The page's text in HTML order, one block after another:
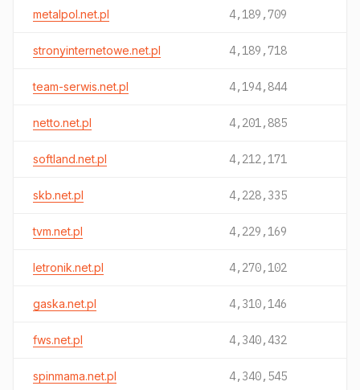
metalpol.net.pl 4,189,709
stronyinternetowe.net.pl 4,189,718
team-serwis.net.pl 4,194,844
netto.net.pl 4,201,885
softland.net.pl 4,212,171
skb.net.pl 4,228,335
tvm.net.pl 4,229,169
letronik.net.pl 4,270,102
gaska.net.pl 4,310,146
fws.net.pl 4,340,432
spinmama.net.pl 4,340,545